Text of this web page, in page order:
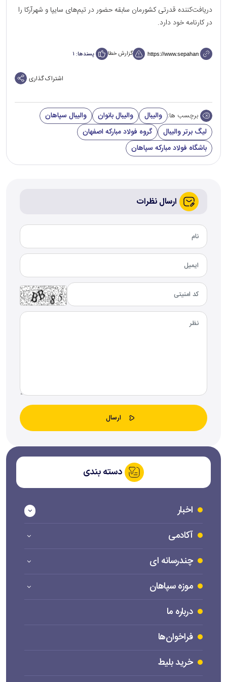
دریافت‌کننده قدرتی کشورمان سابقه حضور در تیم‌های سایپا و شهرآرکا را
در کارنامه خود دارد.
گزارش خطا پسندها: ۱
اشتراک گذاری
برچسب ها: والیبال والیبال بانوان
والیبال سپاهان
لیگ برتر والیبال
گروه فولاد مبارکه اصفهان
باشگاه فولاد مبارکه سپاهان
ارسال نظرات
دسته بندی
اخبار
آکادمی
چندرسانه ای
موزه سپاهان
درباره ما
فراخوان‌ها
خرید بلیط